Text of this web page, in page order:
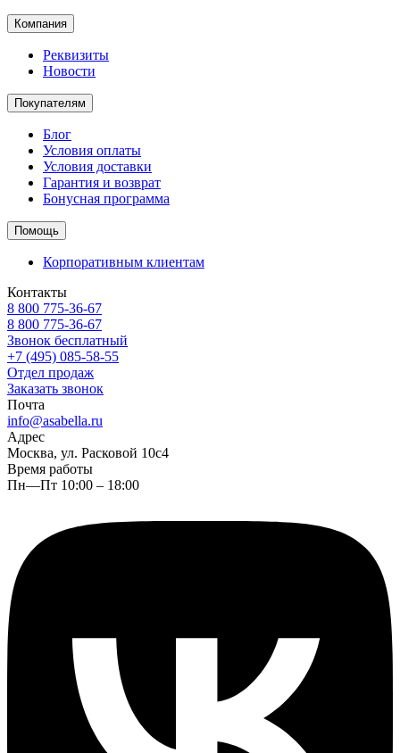
Компания
Реквизиты
Новости
Покупателям
Блог
Условия оплаты
Условия доставки
Гарантия и возврат
Бонусная программа
Помощь
Корпоративным клиентам
Контакты
8 800 775-36-67
8 800 775-36-67
Звонок бесплатный
+7 (495) 085-58-55
Отдел продаж
Заказать звонок
Почта
info@asabella.ru
Адрес
Москва, ул. Расковой 10с4
Время работы
Пн—Пт 10:00 – 18:00